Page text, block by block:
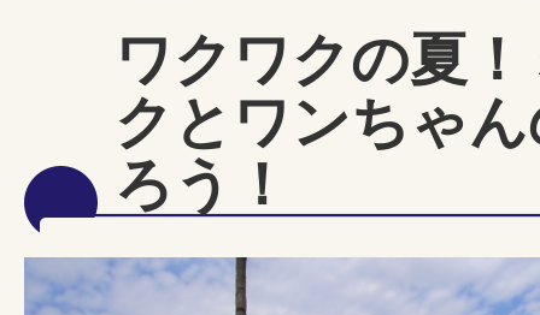
ワクワクの夏
クとワンちゃ
ろう！